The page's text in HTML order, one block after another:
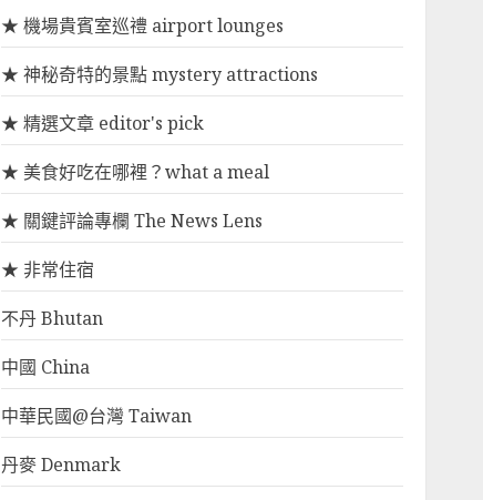
★ 機場貴賓室巡禮 airport lounges
★ 神秘奇特的景點 mystery attractions
★ 精選文章 editor's pick
★ 美食好吃在哪裡？what a meal
★ 關鍵評論專欄 The News Lens
★ 非常住宿
不丹 Bhutan
中國 China
中華民國@台灣 Taiwan
丹麥 Denmark